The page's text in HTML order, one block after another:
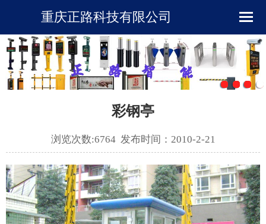
企业简介
产品展示
下载中心
工程案例
重庆正路科技有限公司
彩钢亭
浏览次数:6764 发布时间：2010-2-21